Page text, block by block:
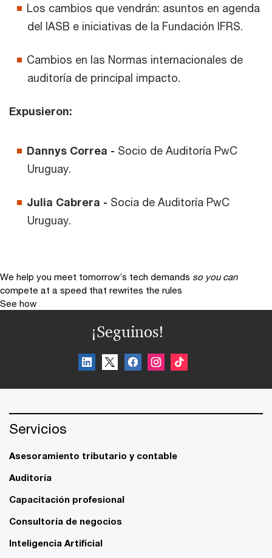
Los cambios que vendrán: asuntos en agenda
del IASB e iniciativas de la Fundación IFRS.
Cambios en las Normas internacionales de
auditoría de principal impacto.
Expusieron:
Dannys Correa - Socio de Auditoría PwC
Uruguay.
Julia Cabrera - Socia de Auditoría PwC
Uruguay.
We help you meet tomorrow’s tech demands so you can
compete at a speed that rewrites the rules
See how
¡Seguinos!
Servicios
Asesoramiento tributario y contable
Auditoría
Capacitación profesional
Consultoría de negocios
Inteligencia Artificial